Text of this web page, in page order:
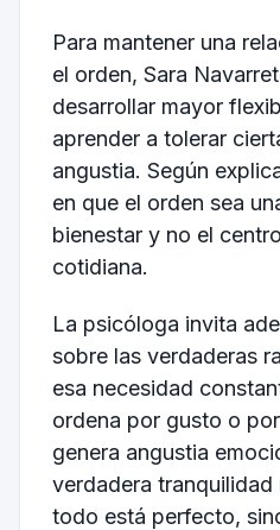
Para mantener una
el orden, Sara
desarrollar mayor
aprender a tolerar
angustia. Según
en que el orden sea
bienestar y no el
cotidiana.
La psicóloga invita
sobre las verdaderas
esa necesidad
ordena por gusto o
genera angustia
verdadera tranquilidad
todo está perfecto,